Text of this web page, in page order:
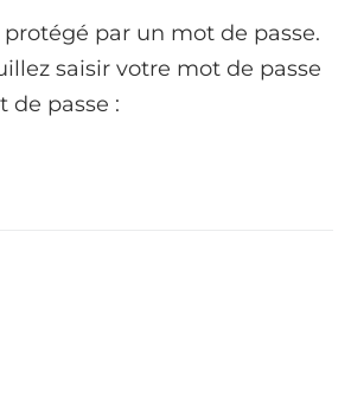
par un mot de passe.
saisir votre mot de passe
de passe :